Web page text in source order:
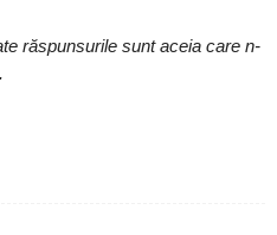
răspunsurile sunt aceia care n-